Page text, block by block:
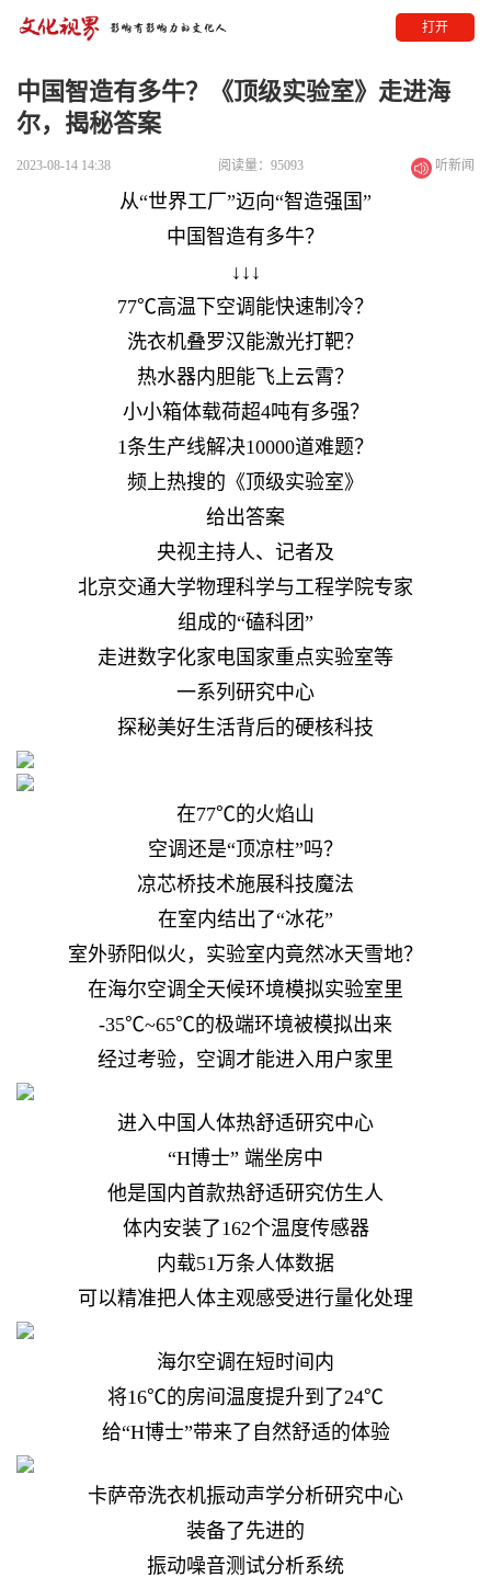
打开
中国智造有多牛？《顶级实验室》走进海
尔，揭秘答案
2023-08-14 14:38 阅读量：95093 听新闻
从“世界工厂”迈向“智造强国”
中国智造有多牛？
↓↓↓
77℃高温下空调能快速制冷？
洗衣机叠罗汉能激光打靶？
热水器内胆能飞上云霄？
小小箱体载荷超4吨有多强？
1条生产线解决10000道难题？
频上热搜的《顶级实验室》
给出答案
央视主持人、记者及
北京交通大学物理科学与工程学院专家
组成的“磕科团”
走进数字化家电国家重点实验室等
一系列研究中心
探秘美好生活背后的硬核科技
在77℃的火焰山
空调还是“顶凉柱”吗？
凉芯桥技术施展科技魔法
在室内结出了“冰花”
室外骄阳似火，实验室内竟然冰天雪地？
在海尔空调全天候环境模拟实验室里
-35℃~65℃的极端环境被模拟出来
经过考验，空调才能进入用户家里
进入中国人体热舒适研究中心
“H博士” 端坐房中
他是国内首款热舒适研究仿生人
体内安装了162个温度传感器
内载51万条人体数据
可以精准把人体主观感受进行量化处理
海尔空调在短时间内
将16℃的房间温度提升到了24℃
给“H博士”带来了自然舒适的体验
卡萨帝洗衣机振动声学分析研究中心
装备了先进的
振动噪音测试分析系统